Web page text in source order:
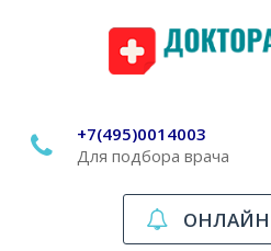
+7(495)0014003
Для подбора врача
ОНЛАЙН